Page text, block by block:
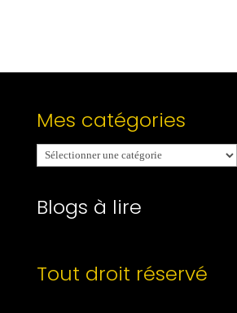
Mes catégories
Mes
catégories
Blogs à lire
Tout droit réservé